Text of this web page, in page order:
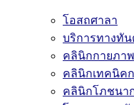
โอสถศาลา
บริการทางทัน
คลินิกกายภา
คลินิกเทคนิค
คลินิกโภชนา